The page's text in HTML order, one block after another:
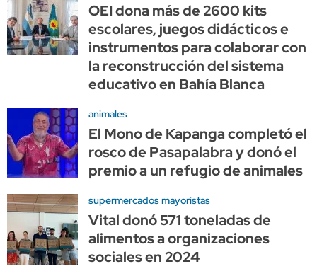
OEI dona más de 2600 kits
escolares, juegos didácticos e
instrumentos para colaborar con
la reconstrucción del sistema
educativo en Bahía Blanca
animales
El Mono de Kapanga completó el
rosco de Pasapalabra y donó el
premio a un refugio de animales
supermercados mayoristas
Vital donó 571 toneladas de
alimentos a organizaciones
sociales en 2024